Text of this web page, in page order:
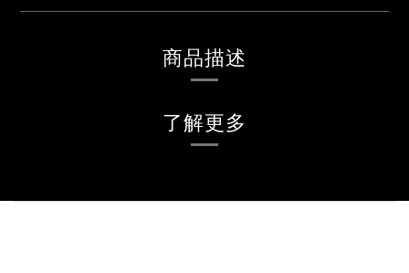
商品描述
了解更多